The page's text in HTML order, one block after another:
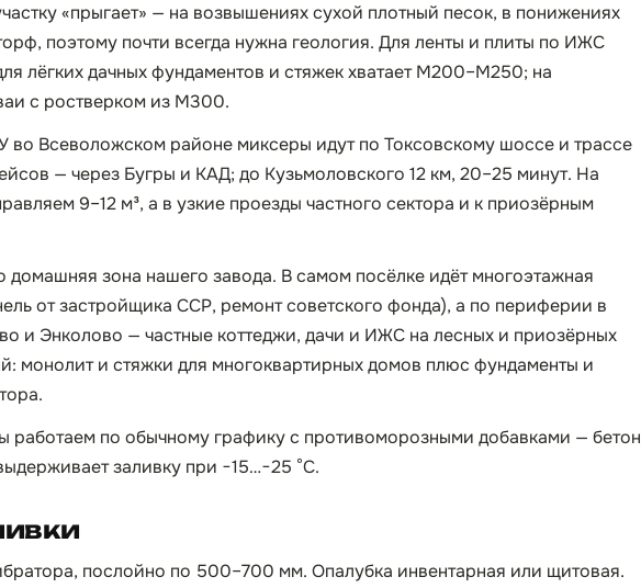
«прыгает» — на возвышениях сухой плотный песок, в понижениях
поэтому почти всегда нужна геология. Для ленты и плиты по ИЖС
лёгких дачных фундаментов и стяжек хватает М200–М250; на
с ростверком из М300.
во Всеволожском районе миксеры идут по Токсовскому шоссе и трассе
— через Бугры и КАД; до Кузьмоловского 12 км, 20–25 минут. На
9–12 м³, а в узкие проезды частного сектора и к приозёрным
зона нашего завода. В самом посёлке идёт многоэтажная
от застройщика ССР, ремонт советского фонда), а по периферии в
и Энколово — частные коттеджи, дачи и ИЖС на лесных и приозёрных
монолит и стяжки для многоквартирных домов плюс фундаменты и
работаем по обычному графику с противоморозными добавками — бетон
заливку при −15…−25 °C.
послойно по 500–700 мм. Опалубка инвентарная или щитовая.